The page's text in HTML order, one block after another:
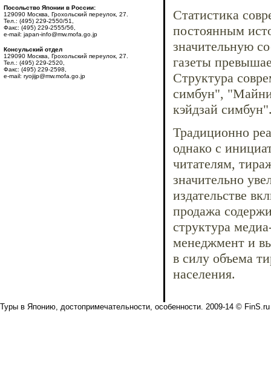
Посольство Японии в России:
129090 Москва, Грохольский переулок, 27.
Тел.: (495) 229-2550/51,
Факс: (495) 229-2555/56,
e-mail: japan-info@mw.mofa.go.jp
Консульский отдел
129090 Москва, Грохольский переулок, 27.
Тел.: (495) 229-2520,
Факс: (495) 229-2598,
e-mail: ryojijp@mw.mofa.go.jp
Статистика
постоянным
значительную
газеты
Структура
симбун",
кэйдзай
Традиционно
однако с
читателям,
значительно
издательстве
продажа
структура
менеджмент и
в силу объема
населения.
Туры в Японию, достопримечательности, особенности. 2009-14 © FinS.ru